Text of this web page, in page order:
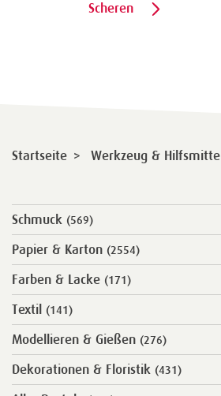
Scheren
Startseite > Werkzeug & Hilfsmittel
Schmuck (569)
Papier & Karton (2554)
Farben & Lacke (171)
Textil (141)
Modellieren & Gießen (276)
Dekorationen & Floristik (431)